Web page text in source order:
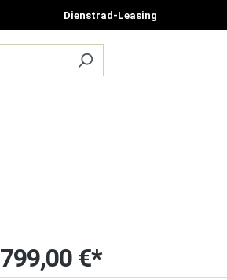
Dienstrad-Leasing
799,00 €*